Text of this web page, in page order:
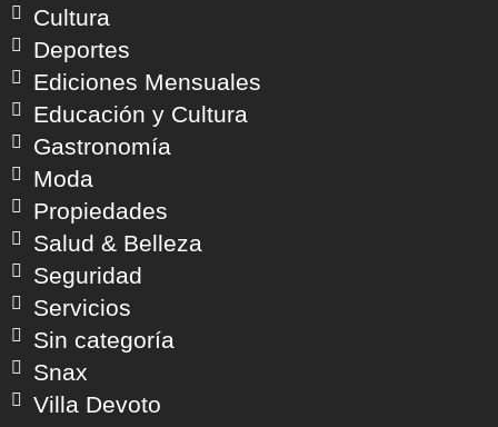
Cultura
Deportes
Ediciones Mensuales
Educación y Cultura
Gastronomía
Moda
Propiedades
Salud & Belleza
Seguridad
Servicios
Sin categoría
Snax
Villa Devoto